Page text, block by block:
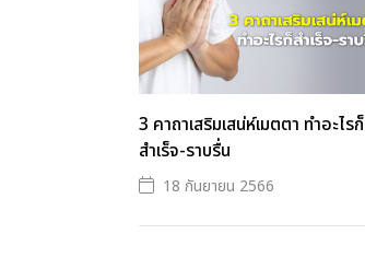
3 คาถาเสริมเสน่ห์เมตตา ทำอะไรก็
สำเร็จ-ราบรื่น
18 กันยายน 2566